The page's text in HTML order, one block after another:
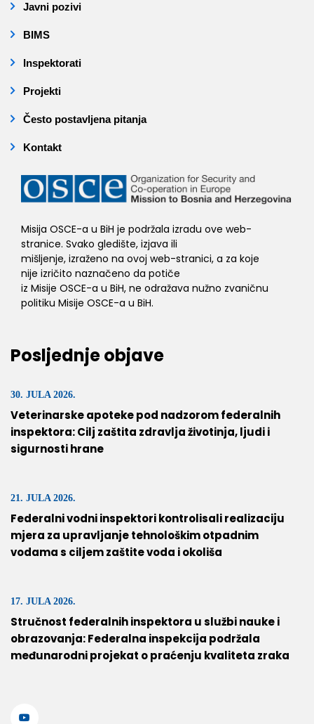
Javni pozivi
BIMS
Inspektorati
Projekti
Često postavljena pitanja
Kontakt
Misija OSCE-a u BiH je podržala izradu ove web-
stranice. Svako gledište, izjava ili
mišljenje, izraženo na ovoj web-stranici, a za koje
nije izričito naznačeno da potiče
iz Misije OSCE-a u BiH, ne odražava nužno zvaničnu
politiku Misije OSCE-a u BiH.
Posljednje objave
30. JULA 2026.
Veterinarske apoteke pod nadzorom federalnih
inspektora: Cilj zaštita zdravlja životinja, ljudi i
sigurnosti hrane
21. JULA 2026.
Federalni vodni inspektori kontrolisali realizaciju
mjera za upravljanje tehnološkim otpadnim
vodama s ciljem zaštite voda i okoliša
17. JULA 2026.
Stručnost federalnih inspektora u službi nauke i
obrazovanja: Federalna inspekcija podržala
međunarodni projekat o praćenju kvaliteta zraka